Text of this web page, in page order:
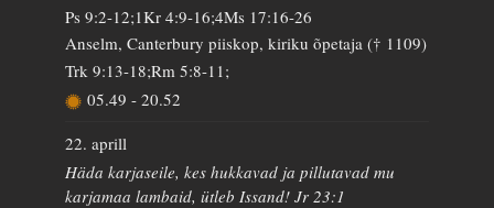
Ps 9:2-12;1Kr 4:9-16;4Ms 17:16-26
Anselm, Canterbury piiskop, kiriku õpetaja († 1109)
Trk 9:13-18;Rm 5:8-11;
05.49 - 20.52
22. aprill
Häda karjaseile, kes hukkavad ja pillutavad mu
karjamaa lambaid, ütleb Issand! Jr 23:1